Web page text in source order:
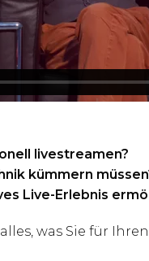
livestreamen?
kümmern
Live-Erlebnis
was Sie für